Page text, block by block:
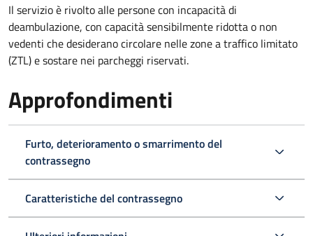
Il servizio è rivolto alle persone con incapacità di
deambulazione, con capacità sensibilmente ridotta o non
vedenti che desiderano circolare nelle zone a traffico limitato
(ZTL) e sostare nei parcheggi riservati.
Approfondimenti
Furto, deterioramento o smarrimento del
contrassegno
Caratteristiche del contrassegno